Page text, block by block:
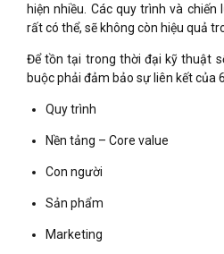
hiện nhiều. Các quy trình và
rất có thể, sẽ không còn hiệu quả
Để tồn tại trong thời đại kỹ thuật
buộc phải đảm bảo sự liên kết của
Quy trình
Nền tảng – Core value
Con người
Sản phẩm
Marketing